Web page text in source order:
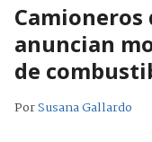
anuncian
de
PorSusana Gallardo